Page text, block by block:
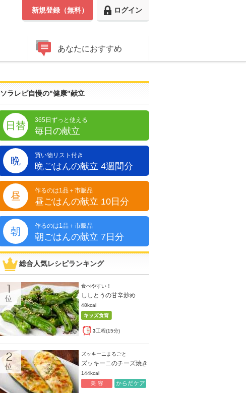
ログイン
新規登録（無料）
あなたにおすすめ
ソラレピ自慢の"健康"献立
日替 365日ずっと使える
毎日の献立
晩 買い物リスト付き
晩ごはんの献立 4週間分
昼 作るのは1品＋市販品
昼ごはんの献立 10日分
朝 作るのは1品＋市販品
朝ごはんの献立 7日分
総合人気レシピランキング
食べやすい！
ししとうの甘辛炒め
48kcal
3工程(15分)
ズッキーニまるごと
ズッキーニのチーズ焼き
144kcal